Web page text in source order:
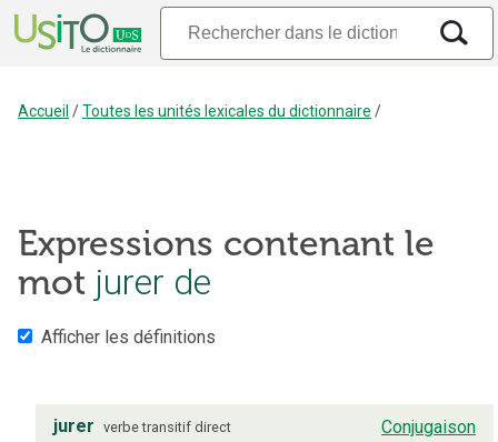
Accueil /Toutes les unités lexicales du dictionnaire /
Expressions contenant le
mot jurer de
Afficher les définitions
jurer verbe transitif direct Conjugaison